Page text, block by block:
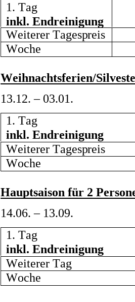
1. Tag
inkl. Endreinigung
Weiterer Tagespreis
Woche
Weihnachtsferien/
13.12. – 03.01.
1. Tag
inkl. Endreinigung
Weiterer Tagespreis
Woche
Hauptsaison für 2
14.06. – 13.09.
1. Tag
inkl. Endreinigung
Weiterer Tag
Woche